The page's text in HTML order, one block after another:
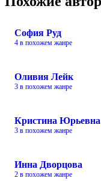
София Руд
4 в похожем жанре
Оливия Лейк
3 в похожем жанре
3 в похожем жанре
Инна Дворцова
2 в похожем жанре